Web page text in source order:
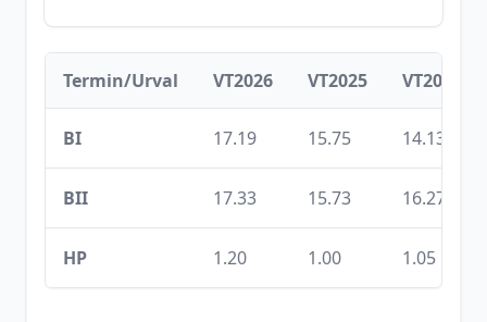
Termin/Urval VT2026 VT2025 VT2024
BI 17.19 15.75 14.13
BII 17.33 15.73 16.27
HP 1.20 1.00 1.05